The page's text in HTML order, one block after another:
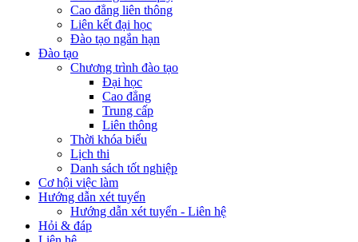
Cao đẳng liên thông
Liên kết đại học
Đào tạo ngắn hạn
Đào tạo
Chương trình đào tạo
Đại học
Cao đẳng
Trung cấp
Liên thông
Thời khóa biểu
Lịch thi
Danh sách tốt nghiệp
Cơ hội việc làm
Hướng dẫn xét tuyển
Hướng dẫn xét tuyển - Liên hệ
Hỏi & đáp